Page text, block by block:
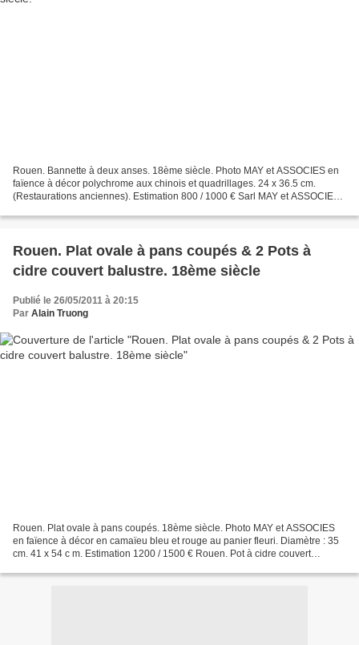
Rouen. Bannette à deux anses. 18ème siècle. Photo MAY et ASSOCIES en
faïence à décor polychrome aux chinois et quadrillages. 24 x 36.5 cm.
(Restaurations anciennes). Estimation 800 / 1000 € Sarl MAY et ASSOCIES.
Rouen. Plat ovale à pans coupés & 2 Pots à
cidre couvert balustre. 18ème siècle
Publié le 26/05/2011 à 20:15
Par Alain Truong
Rouen. Plat ovale à pans coupés. 18ème siècle. Photo MAY et ASSOCIES
en faïence à décor en camaïeu bleu et rouge au panier fleuri. Diamètre : 35
cm. 41 x 54 c m. Estimation 1200 / 1500 € Rouen. Pot à cidre couvert